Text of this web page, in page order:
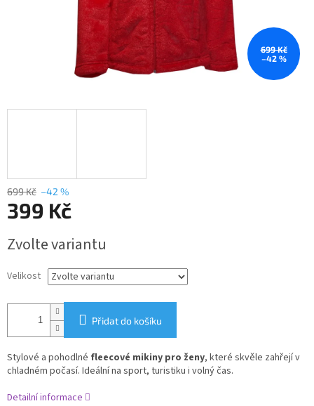
699 Kč
–42 %
699 Kč –42 %
399 Kč
cena:
Zvolte variantu
Velikost
Přidat do košíku
Stylové a pohodlné fleecové mikiny pro ženy, které skvěle zahřejí v
chladném počasí. Ideální na sport, turistiku i volný čas.
Detailní informace